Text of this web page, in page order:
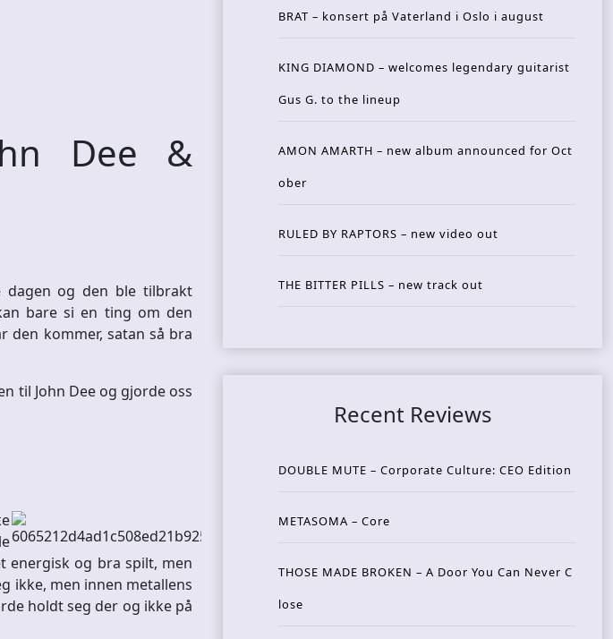
Dee &
dagen og den ble tilbrakt
bare si en ting om den
den kommer, satan så bra
til John Dee og gjorde oss
energisk og bra spilt, men
ikke, men innen metallens
holdt seg der og ikke på
BRAT – konsert på Vaterland i Oslo i august
KING DIAMOND – welcomes legendary guitarist
Gus G. to the lineup
AMON AMARTH – new album announced for Oct
ober
RULED BY RAPTORS – new video out
THE BITTER PILLS – new track out
Recent Reviews
DOUBLE MUTE – Corporate Culture: CEO Edition
METASOMA – Core
THOSE MADE BROKEN – A Door You Can Never C
lose